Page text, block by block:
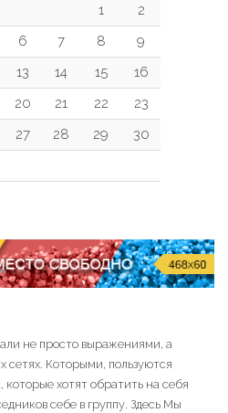
1
2
6 7 8
9
13 14 15
16
20 21 22
23
27 28 29
30
не просто выражениями, а
сетях. Которыми, пользуются
хотят обратить на себя
себе в группу. Здесь Мы